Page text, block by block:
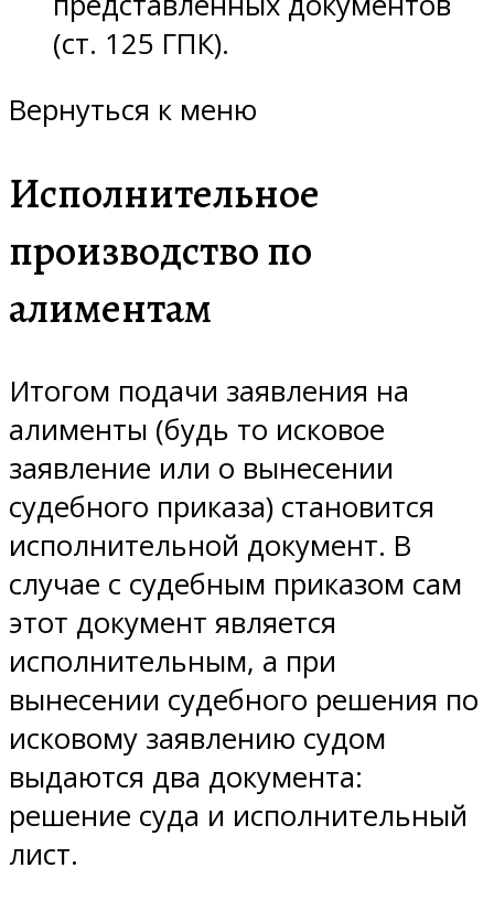
(ст. 125 ГПК).
Вернуться к меню
Исполнительное
производство по
алиментам
Итогом подачи заявления на
алименты (будь то исковое
заявление или о вынесении
судебного приказа) становится
исполнительной документ. В
случае с судебным приказом сам
этот документ является
исполнительным, а при
вынесении судебного решения по
исковому заявлению судом
выдаются два документа:
решение суда и исполнительный
лист.